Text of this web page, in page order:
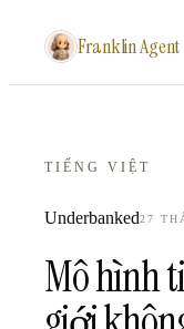
Franklin Agent
TIẾNG VIỆT
Underbanked27
Mô hình